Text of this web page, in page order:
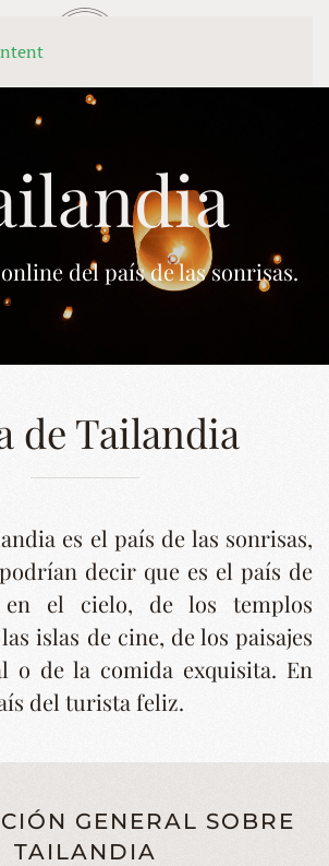
del país de las sonrisas.
de Tailandia
es el país de las sonrisas,
decir que es el país de
el cielo, de los templos
islas de cine, de los paisajes
o de la comida exquisita. En
del turista feliz.
GENERAL SOBRE
TAILANDIA